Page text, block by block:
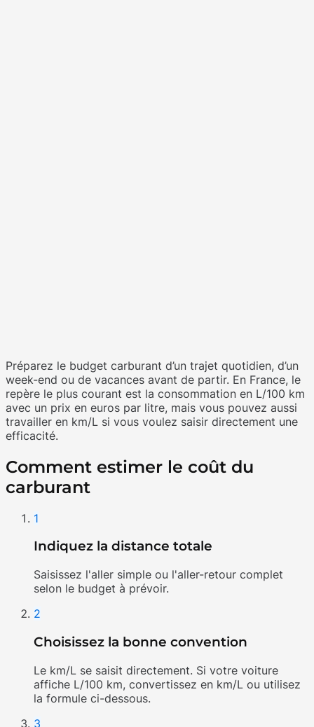
Préparez le budget carburant d’un trajet quotidien, d’un
week-end ou de vacances avant de partir. En France, le
repère le plus courant est la consommation en L/100 km
avec un prix en euros par litre, mais vous pouvez aussi
travailler en km/L si vous voulez saisir directement une
efficacité.
Comment estimer le coût du
carburant
1
Indiquez la distance totale
Saisissez l'aller simple ou l'aller-retour complet
selon le budget à prévoir.
2
Choisissez la bonne convention
Le km/L se saisit directement. Si votre voiture
affiche L/100 km, convertissez en km/L ou utilisez
la formule ci-dessous.
3